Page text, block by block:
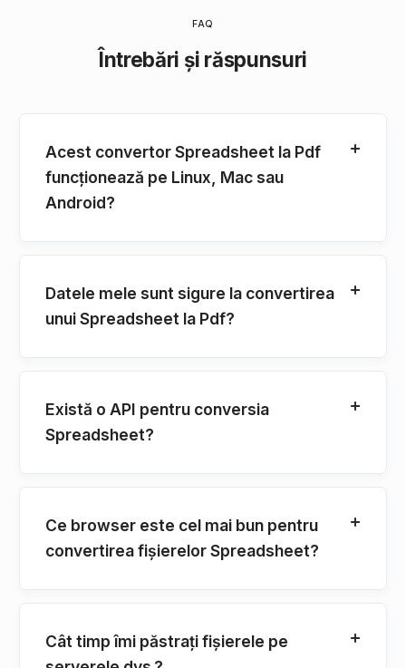
FAQ
Întrebări și răspunsuri
Acest convertor Spreadsheet la Pdf
funcționează pe Linux, Mac sau
Android?
Datele mele sunt sigure la convertirea
unui Spreadsheet la Pdf?
Există o API pentru conversia
Spreadsheet?
Ce browser este cel mai bun pentru
convertirea fișierelor Spreadsheet?
Cât timp îmi păstrați fișierele pe